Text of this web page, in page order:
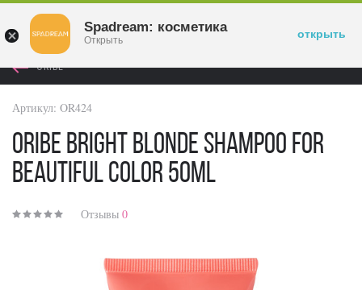
ORIBE
Артикул: OR424
Oribe Bright Blonde Shampoo For
Beautiful Color 50ml
Отзывы 0
Spadream: косметика
Открыть открыть